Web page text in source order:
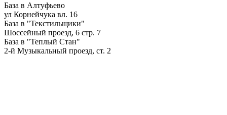
База в Алтуфьево
ул Корнейчука вл. 16
База в "Текстильщики"
Шоссейный проезд, 6 стр. 7
База в "Теплый Стан"
2-й Музыкальный проезд, ст. 2